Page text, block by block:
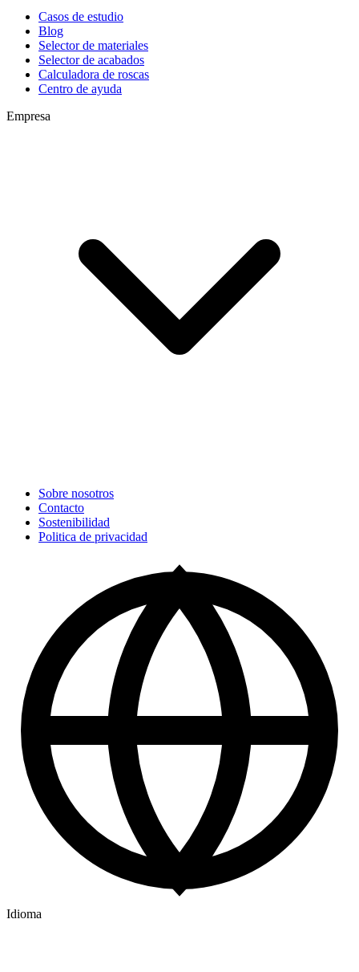
Casos de estudio
Blog
Selector de materiales
Selector de acabados
Calculadora de roscas
Centro de ayuda
Empresa
Sobre nosotros
Contacto
Sostenibilidad
Politica de privacidad
Idioma